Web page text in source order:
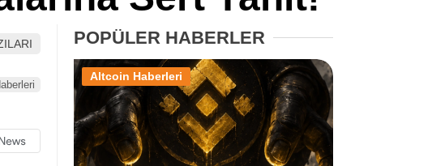
Solana Haberleri
XRP Haberleri
Memecoin Haberleri
Stablecoin Haberleri
POPÜLER HABERLER
Altcoin Haberleri